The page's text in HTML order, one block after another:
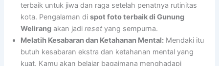
terbaik untuk jiwa dan raga setelah penatnya rutinitas
kota. Pengalaman dispot foto terbaik di Gunung
Welirang akan jadireset yang sempurna.
Melatih Kesabaran dan Ketahanan Mental: Mendaki itu
butuh kesabaran ekstra dan ketahanan mental yang
kuat. Kamu akan belajar bagaimana menghadapi